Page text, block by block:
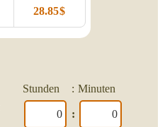
Stunden : Minuten
:
28.85 $